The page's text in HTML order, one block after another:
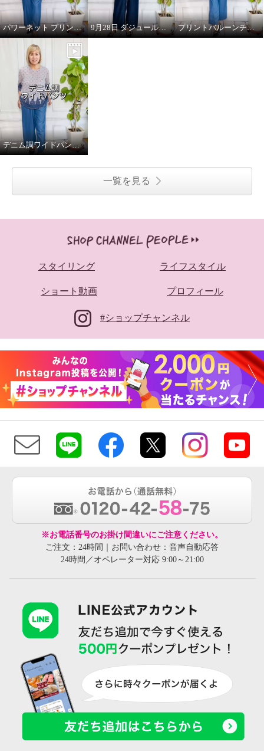
パワーネット プリントブラウス（フラワー） 9月28日 ダジュール放映のお知らせ プリントバルーンチュニック (ブルー)
デニム調ワイドパンツ(ブルー)
一覧を見る
スタイリング ライフスタイル
ショート動画 プロフィール
#ショップチャンネル
※お電話番号のお掛け間違いにご注意ください。
ご注文：24時間｜お問い合わせ：音声自動応答
24時間／オペレーター対応 9:00～21:00